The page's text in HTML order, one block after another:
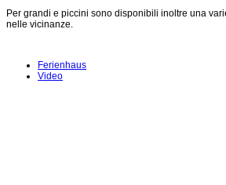
Per grandi e piccini sono disponibili inoltre una
nelle vicinanze.
Ferienhaus
Video